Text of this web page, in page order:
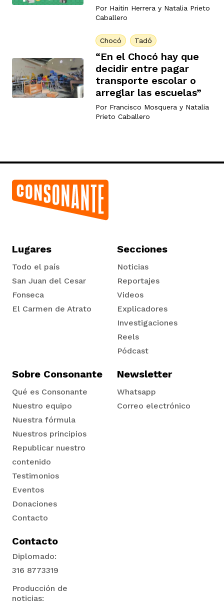
Por Haitin Herrera y Natalia Prieto
Caballero
Chocó Tadó
“En el Chocó hay que
decidir entre pagar
transporte escolar o
arreglar las escuelas”
Por Francisco Mosquera y Natalia
Prieto Caballero
Lugares
Todo el país
San Juan del Cesar
Fonseca
El Carmen de Atrato
Secciones
Noticias
Reportajes
Videos
Explicadores
Investigaciones
Reels
Pódcast
Sobre Consonante
Qué es Consonante
Nuestro equipo
Nuestra fórmula
Nuestros principios
Republicar nuestro
contenido
Testimonios
Eventos
Donaciones
Contacto
Newsletter
Whatsapp
Correo electrónico
Contacto
Diplomado:
316 8773319
Producción de
noticias: